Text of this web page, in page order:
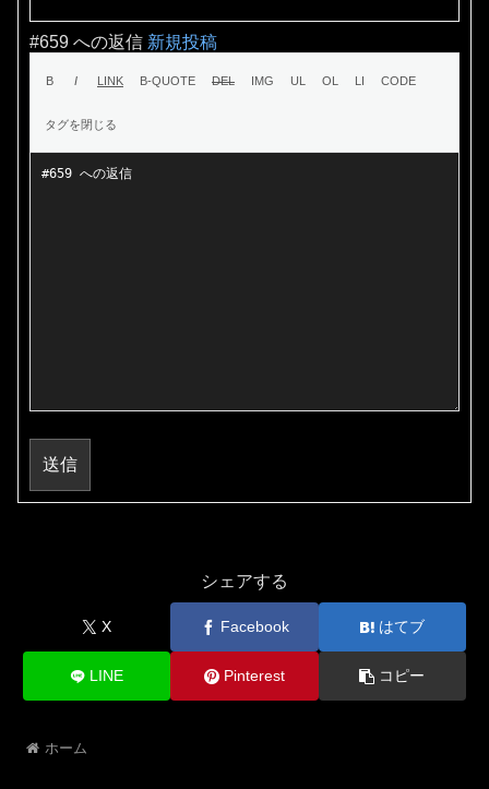
#659 への返信 新規投稿
送信
シェアする
X Facebook はてブ
LINE Pinterest コピー
ホーム